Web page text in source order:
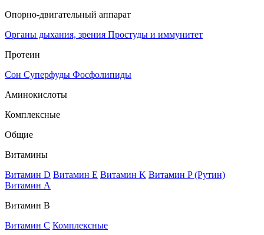
Опорно-двигательный аппарат
Органы дыхания, зрения Простуды и иммунитет
Протеин
Сон Суперфуды Фосфолипиды
Аминокислоты
Комплексные
Общие
Витамины
Витамин D Витамин E Витамин K Витамин P (Рутин)
Витамин А
Витамин В
Витамин C Комплексные